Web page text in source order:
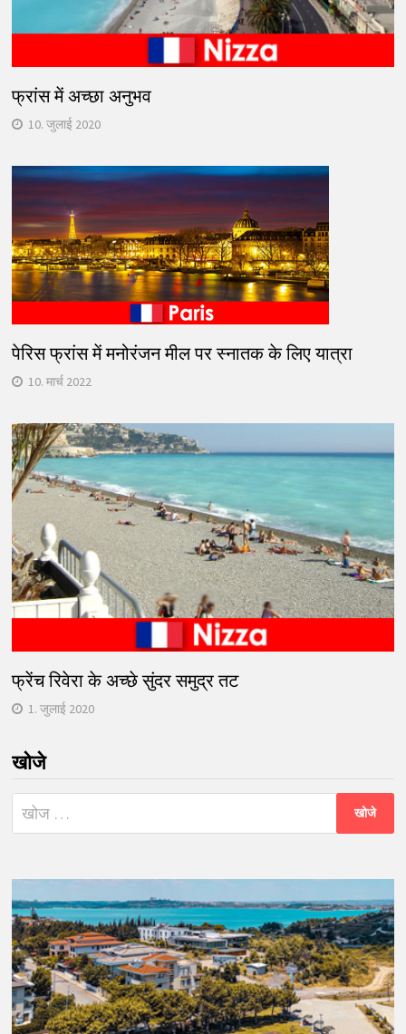
फ्रांस में अच्छा अनुभव
10. जुलाई 2020
पेरिस फ्रांस में मनोरंजन मील पर स्नातक के लिए यात्रा
10. मार्च 2022
फ्रेंच रिवेरा के अच्छे सुंदर समुद्र तट
1. जुलाई 2020
खोजे
निम्न
को